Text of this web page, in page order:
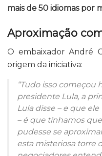
mais de 50 idiomas por
Aproximação
O embaixador André
origem da iniciativa:
“Tudo isso
presidente Lula, a
Lula disse – e que
– é que tínhamos
pudesse se
esta misteriosa torre